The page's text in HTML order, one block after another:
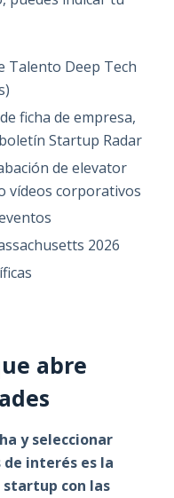
Talento Deep Tech
ficha de empresa,
Startup Radar
de elevator
vídeos corporativos
2026
abre
y seleccionar
interés es la
con las